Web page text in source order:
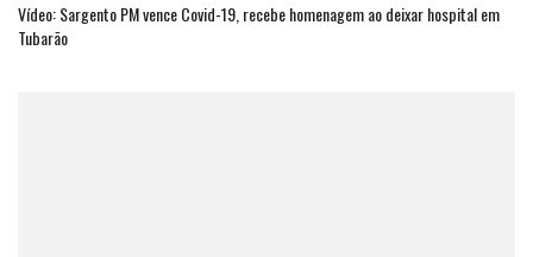
Vídeo: Sargento PM vence Covid-19, recebe homenagem ao deixar hospital em
Tubarão